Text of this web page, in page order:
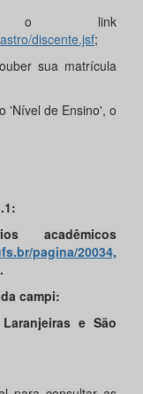
o link
discente.jsf;
sua matrícula
'Nível de Ensino', o
acadêmicos
pagina/20034,
campi:
e São